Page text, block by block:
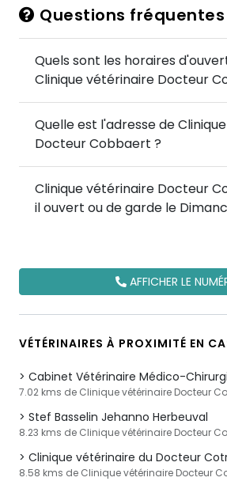
Questions fréquentes
Quels sont les horaires
Clinique vétérinaire Docteur
Quelle est l'adresse de
Docteur Cobbaert ?
Clinique vétérinaire Docteur
il ouvert ou de garde le
AFFICHER LE
VÉTÉRINAIRES À PROXIMITÉ EN
Cabinet Vétérinaire Médico-
7.02 kms de Clinique vétérinaire Docteur
Stef Basselin Jehanno Herbeuval
8.23 kms de Clinique vétérinaire Docteur
Clinique vétérinaire du Docteur
8.58 kms de Clinique vétérinaire Docteur